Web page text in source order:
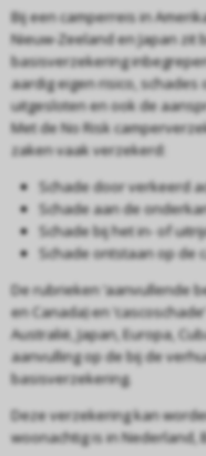
Bij een camperreis in
Nieuw-Zeeland en Japan zit
basisverzekering
aardig eigen risico,
uitgesloten en ook de
Met de No Risk
zaken vaak verzekerd:
Schade door verkeerd
Schade aan de
Schade bij het in- of
Schade ontstaan op de
De rubrieken ‘aanvullende
en Canada) en
Australië, Japan, Europa,
aanvulling op de bij de
basisverzekering.
Deze verzekering kan
woonachtig is in Nederland,